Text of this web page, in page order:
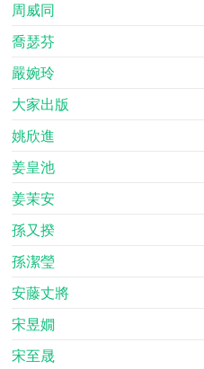
周威同
喬瑟芬
嚴婉玲
大家出版
姚欣進
姜皇池
姜茉安
孫又揆
孫潔瑩
安藤丈將
宋昱嫺
宋至晟